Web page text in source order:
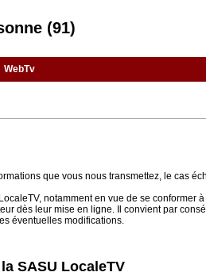
(91)
WebTv
que vous nous transmettez, le cas
notamment en vue de se conformer
dès leur mise en ligne. Il convient par
éventuelles modifications.
SASU LocaleTV